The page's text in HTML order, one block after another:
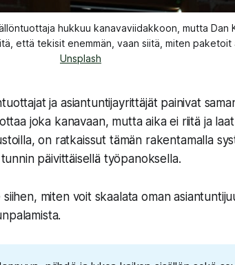
hukkuu kanavaviidakkoon, mutta Dan
että tekisit enemmän , vaan siitä, miten
Unsplash
ja asiantuntijayrittäjät painivat
joka kanavaan, mutta aika ei riitä ja
on ratkaissut tämän rakentamalla
päivittäisellä työpanoksella.
miten voit skaalata oman